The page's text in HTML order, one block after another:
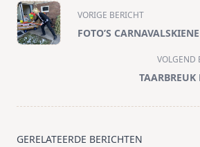
<span
class="nav-
subtitle
VORIGE BERICHT
FOTO’S
VOLGEND
TAARBREUK
GERELATEERDE BERICHTEN